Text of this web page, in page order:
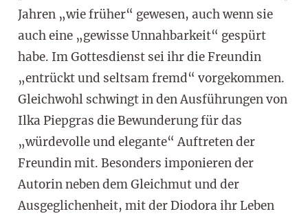
Jahren „wie früher“ gewesen, auch wenn sie
auch eine „gewisse Unnahbarkeit“ gespürt
habe. Im Gottesdienst sei ihr die Freundin
„entrückt und seltsam fremd“ vorgekommen.
Gleichwohl schwingt in den Ausführungen von
Ilka Piepgras die Bewunderung für das
„würdevolle und elegante“ Auftreten der
Freundin mit. Besonders imponieren der
Autorin neben dem Gleichmut und der
Ausgeglichenheit, mit der Diodora ihr Leben